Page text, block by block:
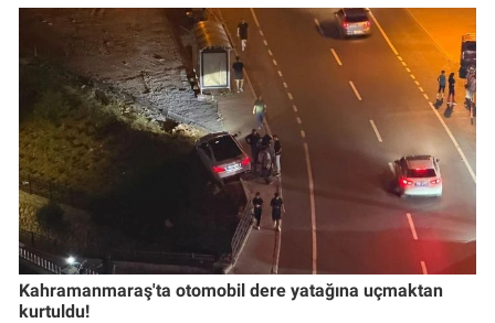
Kahramanmaraş'ta otomobil dere yatağına uçmaktan
kurtuldu!